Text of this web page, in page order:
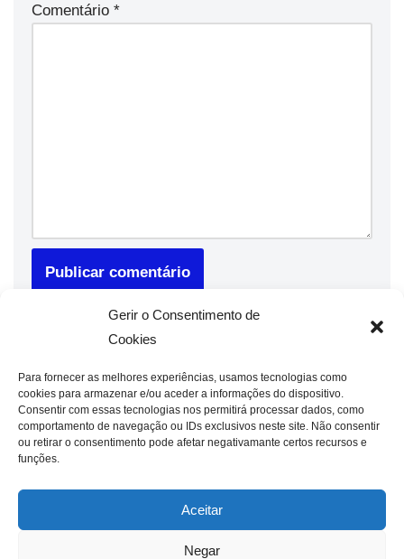
Gerir o Consentimento de
Cookies
Para fornecer as melhores experiências, usamos tecnologias como
cookies para armazenar e/ou aceder a informações do dispositivo.
Consentir com essas tecnologias nos permitirá processar dados, como
comportamento de navegação ou IDs exclusivos neste site. Não consentir
ou retirar o consentimento pode afetar negativamante certos recursos e
funções.
Aceitar
Negar
Comentário *